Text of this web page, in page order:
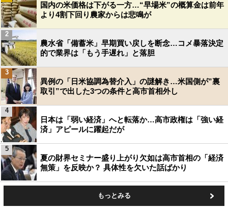
国内の米価格は下がる一方…“早場米”の概算金は前年
より4割下回り農家からは悲鳴が
農水省「備蓄米」早期買い戻しを断念…コメ暴落決定
的で業界は「もう手遅れ」と落胆
2
異例の「日米協調為替介入」の謎解き…米国側が”裏
取引”で出した3つの条件と高市首相外し
3
日本は「弱い経済」へと転落か…高市政権は「強い経
済」アピールに躍起だが
4
夏の財界セミナー盛り上がり欠如は高市首相の「経済
無策」を反映か？ 具体性を欠いた話ばかり
5
もっとみる